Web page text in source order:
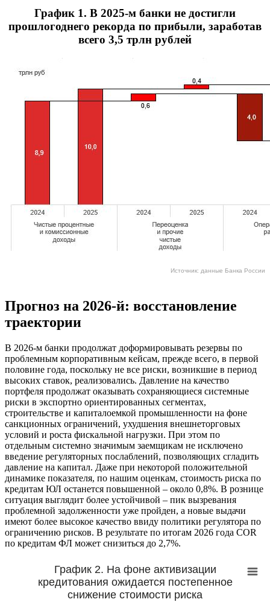
График 1. В 2025-м банки не достигли
прошлогоднего рекорда по прибыли, заработав
всего 3,5 трлн рублей
Источник: данные Банка России
Прогноз на 2026-й: восстановление
траектории
В 2026-м банки продолжат доформировывать резервы по
проблемным корпоративным кейсам, прежде всего, в первой
половине года, поскольку не все риски, возникшие в период
высоких ставок, реализовались. Давление на качество
портфеля продолжат оказывать сохраняющиеся системные
риски в экспортно ориентированных сегментах,
строительстве и капиталоемкой промышленности на фоне
санкционных ограничений, ухудшения внешнеторговых
условий и роста фискальной нагрузки. При этом по
отдельным системно значимым заемщикам не исключено
введение регуляторных послаблений, позволяющих сгладить
давление на капитал. Даже при некоторой положительной
динамике показателя, по нашим оценкам, стоимость риска по
кредитам ЮЛ останется повышенной – около 0,8%. В рознице
ситуация выглядит более устойчивой – пик вызревания
проблемной задолженности уже пройден, а новые выдачи
имеют более высокое качество ввиду политики регулятора по
ограничению рисков. В результате по итогам 2026 года COR
по кредитам ФЛ может снизиться до 2,7%.
График 2. На фоне активизации
кредитования ожидается постепенное
снижение стоимости риска